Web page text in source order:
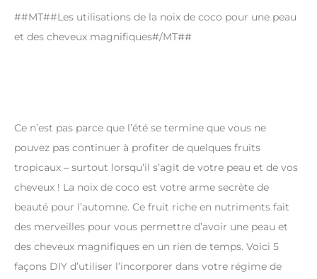
##MT##Les utilisations de la noix de coco pour une peau
et des cheveux magnifiques#/MT##
Ce n’est pas parce que l’été se termine que vous ne
pouvez pas continuer à profiter de quelques fruits
tropicaux – surtout lorsqu’il s’agit de votre peau et de vos
cheveux ! La noix de coco est votre arme secrète de
beauté pour l’automne. Ce fruit riche en nutriments fait
des merveilles pour vous permettre d’avoir une peau et
des cheveux magnifiques en un rien de temps. Voici 5
façons DIY d’utiliser l’incorporer dans votre régime de